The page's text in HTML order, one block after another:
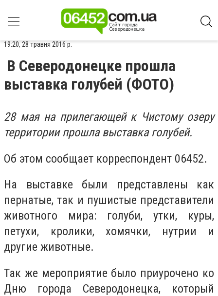
19:20, 28 травня 2016 р.
В Северодонецке прошла
выставка голубей (ФОТО)
28 мая на прилегающей к Чистому озеру
территории прошла выставка голубей.
Об этом сообщает корреспондент 06452.
На выставке были представлены как
пернатые, так и пушистые представители
животного мира: голуби, утки, куры,
петухи, кролики, хомячки, нутрии и
другие животные.
Так же мероприятие было приурочено ко
Дню города Северодонецка, который